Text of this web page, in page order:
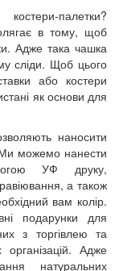
палетки?
в тому, щоб
Адже така чашка
сліди. Щоб цього
або костери
як основи для
наносити
можемо нанести
УФ друку,
а також
вам колір.
подарунки для
з торгівлею та
Адже
натуральних